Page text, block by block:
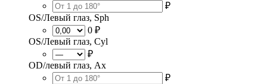
₽
OS/Левый глаз, Sph
0 ₽
OS/Левый глаз, Cyl
₽
OD/левый глаз, Ax
₽